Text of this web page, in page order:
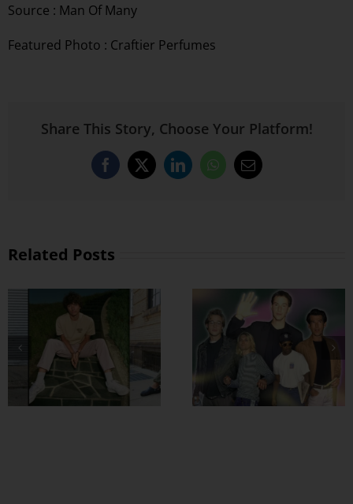
Source : Man Of Many
Featured Photo : Craftier Perfumes
Share This Story, Choose Your Platform!
Facebook
X LinkedInWhatsApp
Email
Related Posts
အထာကျတဲ့ 90s
ဖက်ရှင်တွေ ဖြုတ်
ကြမယ်